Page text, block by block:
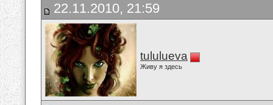
22.11.2010, 21:59
tululueva
Живу я здесь